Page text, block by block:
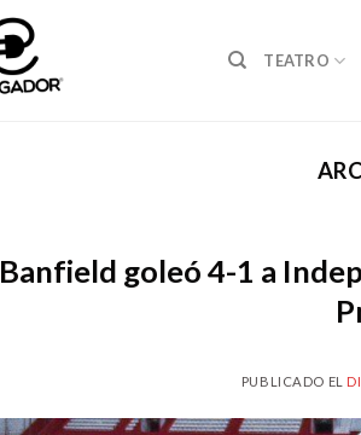
TEATRO
Banfield goleó 4-1 a
PUBLICADO EL